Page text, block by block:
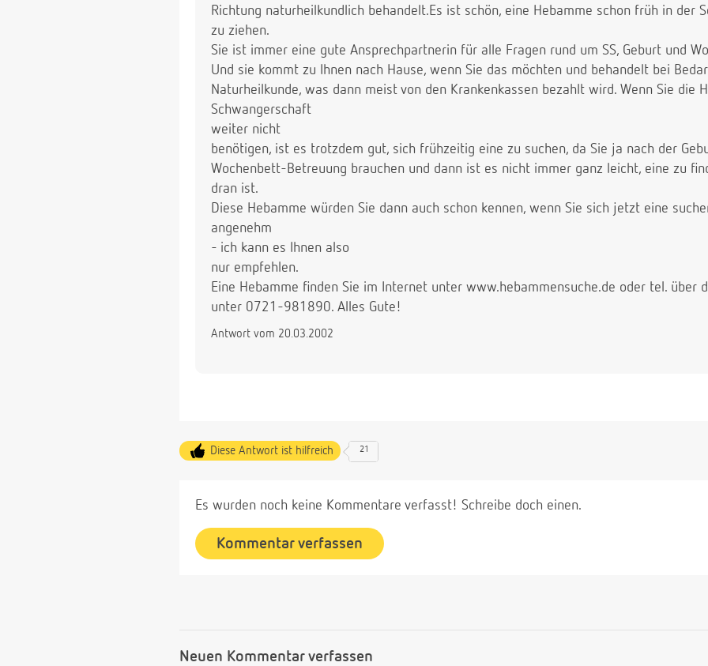
Richtung naturheilkundlich behandelt.Es ist schön, eine Hebamme schon früh in der
zu ziehen.
Sie ist immer eine gute Ansprechpartnerin für alle Fragen rund um SS, Geburt und
Und sie kommt zu Ihnen nach Hause, wenn Sie das möchten und behandelt bei
Naturheilkunde, was dann meist von den Krankenkassen bezahlt wird. Wenn Sie die
Schwangerschaft
weiter nicht
benötigen, ist es trotzdem gut, sich frühzeitig eine zu suchen, da Sie ja nach der
Wochenbett-Betreuung brauchen und dann ist es nicht immer ganz leicht, eine zu
dran ist.
Diese Hebamme würden Sie dann auch schon kennen, wenn Sie sich jetzt eine
angenehm
- ich kann es Ihnen also
nur empfehlen.
Eine Hebamme finden Sie im Internet unter www.hebammensuche.de oder tel. über
unter 0721-981890. Alles Gute!
Antwort vom 20.03.2002
Diese Antwort ist hilfreich 21
Es wurden noch keine Kommentare verfasst! Schreibe doch einen.
Kommentar verfassen
Neuen Kommentar verfassen